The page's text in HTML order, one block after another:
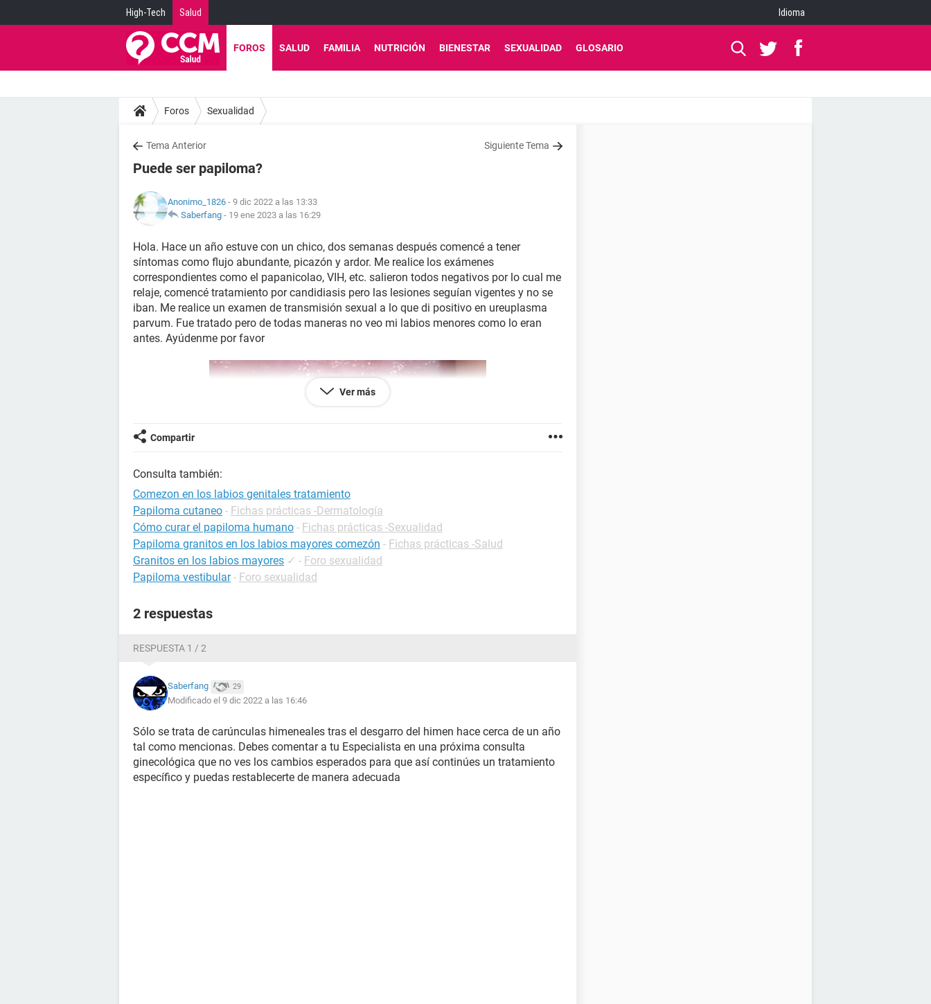
High-Tech Salud Idioma
FOROS SALUD FAMILIA NUTRICIÓN BIENESTAR SEXUALIDAD GLOSARIO
Foros Sexualidad
Tema Anterior Siguiente Tema
Puede ser papiloma?
Anonimo_1826 - 9 dic 2022 a las 13:33
Saberfang - 19 ene 2023 a las 16:29
Hola. Hace un año estuve con un chico, dos semanas después comencé a tener
síntomas como flujo abundante, picazón y ardor. Me realice los exámenes
correspondientes como el papanicolao, VIH, etc. salieron todos negativos por lo cual me
relaje, comencé tratamiento por candidiasis pero las lesiones seguían vigentes y no se
iban. Me realice un examen de transmisión sexual a lo que di positivo en ureuplasma
parvum. Fue tratado pero de todas maneras no veo mi labios menores como lo eran
antes. Ayúdenme por favor
Ver más
Compartir
Consulta también:
Comezon en los labios genitales tratamiento
Papiloma cutaneo - Fichas prácticas -Dermatología
Cómo curar el papiloma humano - Fichas prácticas -Sexualidad
Papiloma granitos en los labios mayores comezón - Fichas prácticas -Salud
Granitos en los labios mayores ✓ - Foro sexualidad
Papiloma vestibular - Foro sexualidad
2 respuestas
RESPUESTA 1 / 2
Saberfang 29
Modificado el 9 dic 2022 a las 16:46
Sólo se trata de carúnculas himeneales tras el desgarro del himen hace cerca de un año
tal como mencionas. Debes comentar a tu Especialista en una próxima consulta
ginecológica que no ves los cambios esperados para que así continúes un tratamiento
específico y puedas restablecerte de manera adecuada